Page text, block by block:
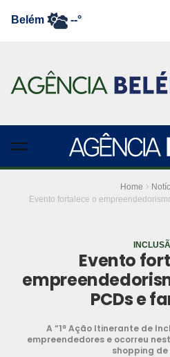
Belém --°
Home
Evento fortalece o
Evento
PCDs e
A “1ª Ação Itinerante de
empreendedores e ocorreu
shopping de